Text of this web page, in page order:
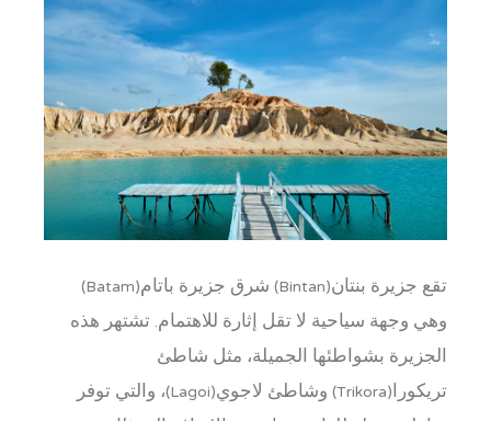
تقع جزيرة بنتان(Bintan) شرق جزيرة باتام(Batam)
وهي وجهة سياحية لا تقل إثارة للاهتمام. تشتهر هذه
الجزيرة بشواطئها الجميلة، مثل شاطئ
تريكورا(Trikora) وشاطئ لاجوي(Lagoi)، والتي توفر